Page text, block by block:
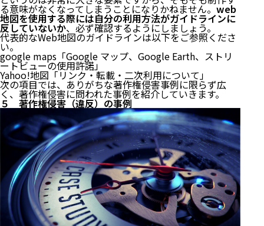
る意味がなくなってしまうことになりかねません。 web
地図を使用する際には自分の利用方法がガイドラインに
反していないか、必ず確認するようにしましょう。
代表的なWeb地図のガイドラインは以下をご参照くださ
い。
google maps「Google マップ、Google Earth、ストリ
ートビューの使用許諾」
Yahoo!地図「リンク・転載・二次利用について」
次の項目では、ありがちな著作権侵害事例に限らず広
く、著作権侵害に問われた事例を紹介していきます。
５ 著作権侵害（違反）の事例